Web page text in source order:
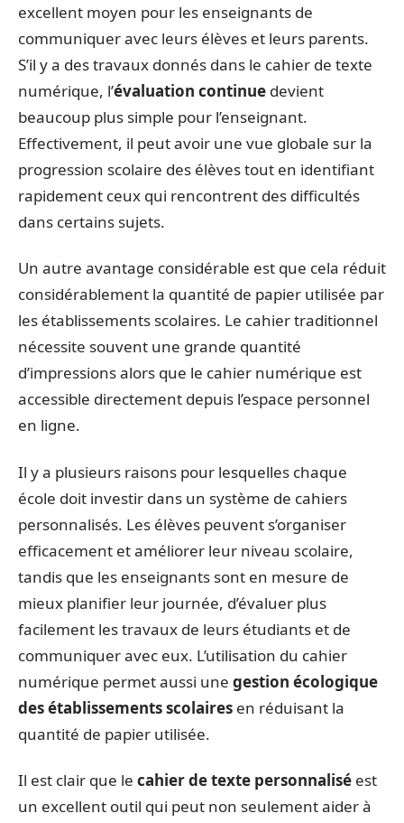
excellent moyen pour les enseignants de
communiquer avec leurs élèves et leurs parents.
S’il y a des travaux donnés dans le cahier de texte
numérique, l’évaluation continue devient
beaucoup plus simple pour l’enseignant.
Effectivement, il peut avoir une vue globale sur la
progression scolaire des élèves tout en identifiant
rapidement ceux qui rencontrent des difficultés
dans certains sujets.
Un autre avantage considérable est que cela réduit
considérablement la quantité de papier utilisée par
les établissements scolaires. Le cahier traditionnel
nécessite souvent une grande quantité
d’impressions alors que le cahier numérique est
accessible directement depuis l’espace personnel
en ligne.
Il y a plusieurs raisons pour lesquelles chaque
école doit investir dans un système de cahiers
personnalisés. Les élèves peuvent s’organiser
efficacement et améliorer leur niveau scolaire,
tandis que les enseignants sont en mesure de
mieux planifier leur journée, d’évaluer plus
facilement les travaux de leurs étudiants et de
communiquer avec eux. L’utilisation du cahier
numérique permet aussi une gestion écologique
des établissements scolaires en réduisant la
quantité de papier utilisée.
Il est clair que le cahier de texte personnalisé est
un excellent outil qui peut non seulement aider à